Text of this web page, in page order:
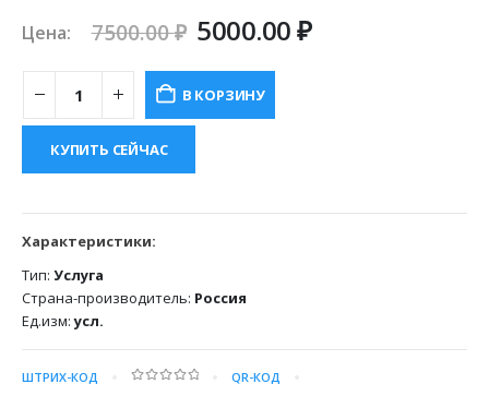
Цена: 7500.00₽ Первоначальная
составляла
7500.00 ₽.
5000.00₽Текущая
В КОРЗИНУ
КУПИТЬ СЕЙЧАС
Характеристики:
Тип: Услуга
Страна-производитель: Россия
Ед.изм:усл.
ШТРИХ-КОД QR-КОД